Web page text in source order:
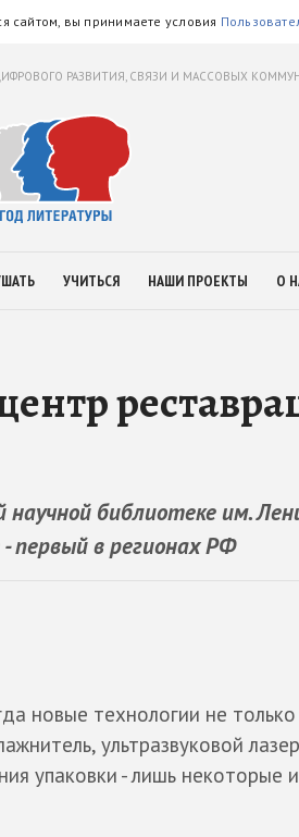
сайтом, вы принимаете условия
РАЗВИТИЯ, СВЯЗИ И МАССОВЫХ
УЧИТЬСЯ НАШИ ПРОЕКТЫ О
библиотеке им.
первый в регионах РФ
новые технологии не
ультразвуковой
упаковки - лишь некоторые